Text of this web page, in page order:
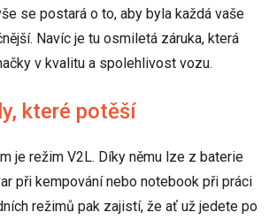
se postará o to, aby byla každá vaše
Navíc je tu osmiletá záruka, která
v kvalitu a spolehlivost vozu.
které potěší
je režim V2L. Díky němu lze z baterie
při kempování nebo notebook při práci
režimů pak zajistí, že ať už jedete po